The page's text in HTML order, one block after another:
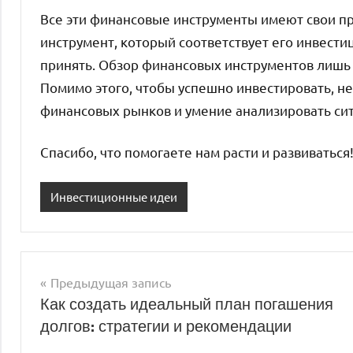
Все эти финансовые инструменты имеют свои
инструмент, который соответствует его
принять. Обзор финансовых инструментов
Помимо этого, чтобы успешно инвестировать,
финансовых рынков и умение анализировать
Спасибо, что помогаете нам расти и развиваться!
Инвестиционные идеи
Навигация
по
Предыдущая запись
Как создать идеальный план погашения
долгов: стратегии и рекомендации